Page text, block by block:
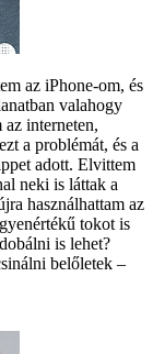
az iPhone-om, és
valahogy
interneten,
a problémát, és a
adott. Elvittem
neki is láttak a
használhattam az
tokot is
is lehet?
belőletek –